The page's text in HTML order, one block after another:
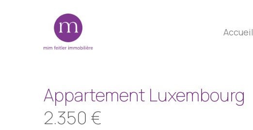
Accueil
Appartement Luxembourg
2.350 €